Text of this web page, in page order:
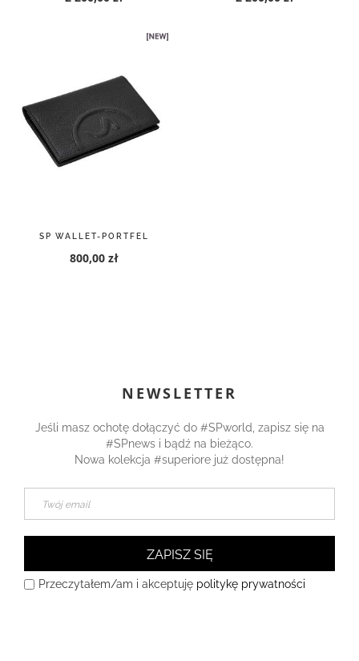
SP WALLET-PORTFEL
800,00 zł
NEWSLETTER
Jeśli masz ochotę dołączyć do #SPworld, zapisz się na
#SPnews i bądź na bieżąco.
Nowa kolekcja #superiore już dostępna!
ZAPISZ SIĘ
Przeczytałem/am i akceptuję politykę prywatności